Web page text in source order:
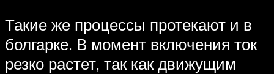
Такие же процессы протекают и в
болгарке. В момент включения ток
резко растет, так как движущим